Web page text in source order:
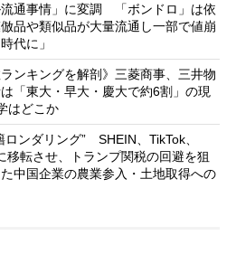
通事情」に変調 「ボンドロ」は依
品や類似品が大量流通し一部で値崩
代に」
ンキングを解剖》三菱商事、三井物
「東大・早大・慶大で約6割」の現
はどこか
ンダリング” SHEIN、TikTok、
転させ、トランプ関税の回避を狙
中国企業の農業参入・土地取得への